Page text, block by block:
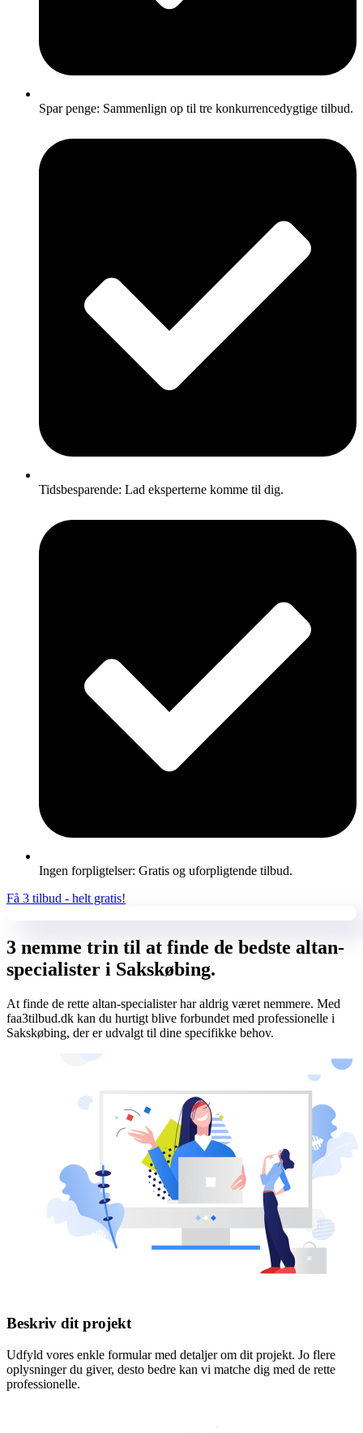
Spar penge: Sammenlign op til tre konkurrencedygtige tilbud.
Tidsbesparende: Lad eksperterne komme til dig.
Ingen forpligtelser: Gratis og uforpligtende tilbud.
Få 3 tilbud - helt gratis!
3 nemme trin til at finde de bedste altan-
specialister i Sakskøbing.
At finde de rette altan-specialister har aldrig været nemmere. Med
faa3tilbud.dk kan du hurtigt blive forbundet med professionelle i
Sakskøbing, der er udvalgt til dine specifikke behov.
Beskriv dit projekt
Udfyld vores enkle formular med detaljer om dit projekt. Jo flere
oplysninger du giver, desto bedre kan vi matche dig med de rette
professionelle.